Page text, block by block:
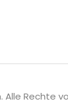
Alle Rechte